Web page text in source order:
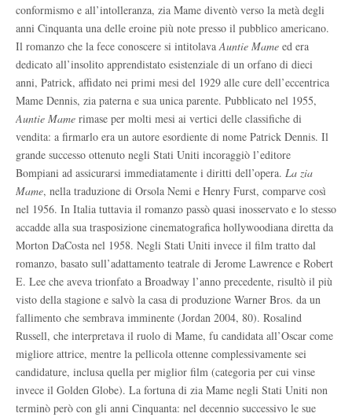
conformismo e all’intolleranza, zia Mame diventò verso la metà degli
anni Cinquanta una delle eroine più note presso il pubblico americano.
Il romanzo che la fece conoscere si intitolavaAuntie Mame ed era
dedicato all’insolito apprendistato esistenziale di un orfano di dieci
anni, Patrick, affidato nei primi mesi del 1929 alle cure dell’eccentrica
Mame Dennis, zia paterna e sua unica parente. Pubblicato nel 1955,
Auntie Mame rimase per molti mesi ai vertici delle classifiche di
vendita: a firmarlo era un autore esordiente di nome Patrick Dennis. Il
grande successo ottenuto negli Stati Uniti incoraggiò l’editore
Bompiani ad assicurarsi immediatamente i diritti dell’opera. La zia
Mame, nella traduzione di Orsola Nemi e Henry Furst, comparve così
nel 1956. In Italia tuttavia il romanzo passò quasi inosservato e lo stesso
accadde alla sua trasposizione cinematografica hollywoodiana diretta da
Morton DaCosta nel 1958. Negli Stati Uniti invece il film tratto dal
romanzo, basato sull’adattamento teatrale di Jerome Lawrence e Robert
E. Lee che aveva trionfato a Broadway l’anno precedente, risultò il più
visto della stagione e salvò la casa di produzione Warner Bros. da un
fallimento che sembrava imminente (Jordan 2004, 80). Rosalind
Russell, che interpretava il ruolo di Mame, fu candidata all’Oscar come
migliore attrice, mentre la pellicola ottenne complessivamente sei
candidature, inclusa quella per miglior film (categoria per cui vinse
invece il Golden Globe). La fortuna di zia Mame negli Stati Uniti non
terminò però con gli anni Cinquanta: nel decennio successivo le sue